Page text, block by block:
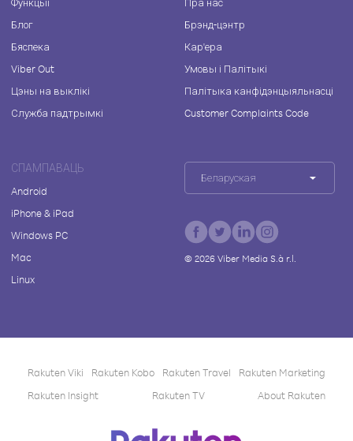
Блог
Бяспека
Viber Out
Цэны на выклікі
Служба падтрымкі
Брэнд-цэнтр
Кар'ера
Умовы і Палітыкі
Палітыка канфідэнцыяльнасці
Customer Complaints Code
СПАМПАВАЦЬ
Android
iPhone & iPad
Windows PC
Mac
Linux
Беларуская
© 2026Viber Media S.à r.l.
Rakuten Viki Rakuten Kobo Rakuten Travel
Rakuten Marketing
Rakuten Insight
Rakuten TV About Rakuten